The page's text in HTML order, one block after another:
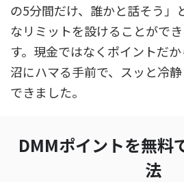
の5分間だけ、誰かと話そう」
なリミットを設けることがで
す。現金ではなくポイントだ
沼にハマる手前で、スッと冷
できました。
DMMポイントを無料
法